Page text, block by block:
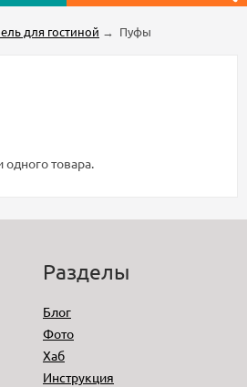
для гостиной → Пуфы
одного товара.
Разделы
Блог
Фото
Хаб
Инструкция